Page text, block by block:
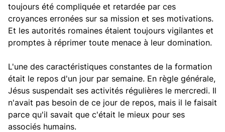
toujours été compliquée et retardée par ces
croyances erronées sur sa mission et ses motivations.
Et les autorités romaines étaient toujours vigilantes et
promptes à réprimer toute menace à leur domination.
L'une des caractéristiques constantes de la formation
était le repos d'un jour par semaine. En règle générale,
Jésus suspendait ses activités régulières le mercredi. Il
n'avait pas besoin de ce jour de repos, mais il le faisait
parce qu'il savait que c'était le mieux pour ses
associés humains.